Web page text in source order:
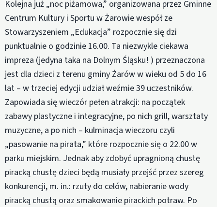
Kolejna już „noc piżamowa,” organizowana przez Gminne
Centrum Kultury i Sportu w Żarowie wespół ze
Stowarzyszeniem „Edukacja” rozpocznie się dzi
punktualnie o godzinie 16.00. Ta niezwykle ciekawa
impreza (jedyna taka na Dolnym Śląsku! ) przeznaczona
jest dla dzieci z terenu gminy Żarów w wieku od 5 do 16
lat – w trzeciej edycji udział weźmie 39 uczestników.
Zapowiada się wieczór pełen atrakcji: na początek
zabawy plastyczne i integracyjne, po nich grill, warsztaty
muzyczne, a po nich – kulminacja wieczoru czyli
„pasowanie na pirata,” które rozpocznie się o 22.00 w
parku miejskim. Jednak aby zdobyć upragnioną chustę
piracką chustę dzieci będą musiały przejść przez szereg
konkurencji, m. in.: rzuty do celów, nabieranie wody
piracką chustą oraz smakowanie pirackich potraw. Po